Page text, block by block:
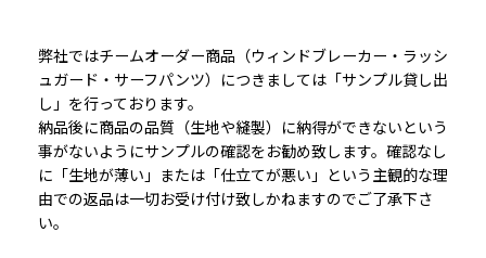
弊社ではチームオーダー商品（ウィンドブレーカー・ラッシ
ュガード・サーフパンツ）につきましては「サンプル貸し出
し」を行っております。
納品後に商品の品質（生地や縫製）に納得ができないという
事がないようにサンプルの確認をお勧め致します。確認なし
に「生地が薄い」または「仕立てが悪い」という主観的な理
由での返品は一切お受け付け致しかねますのでご了承下さ
い。